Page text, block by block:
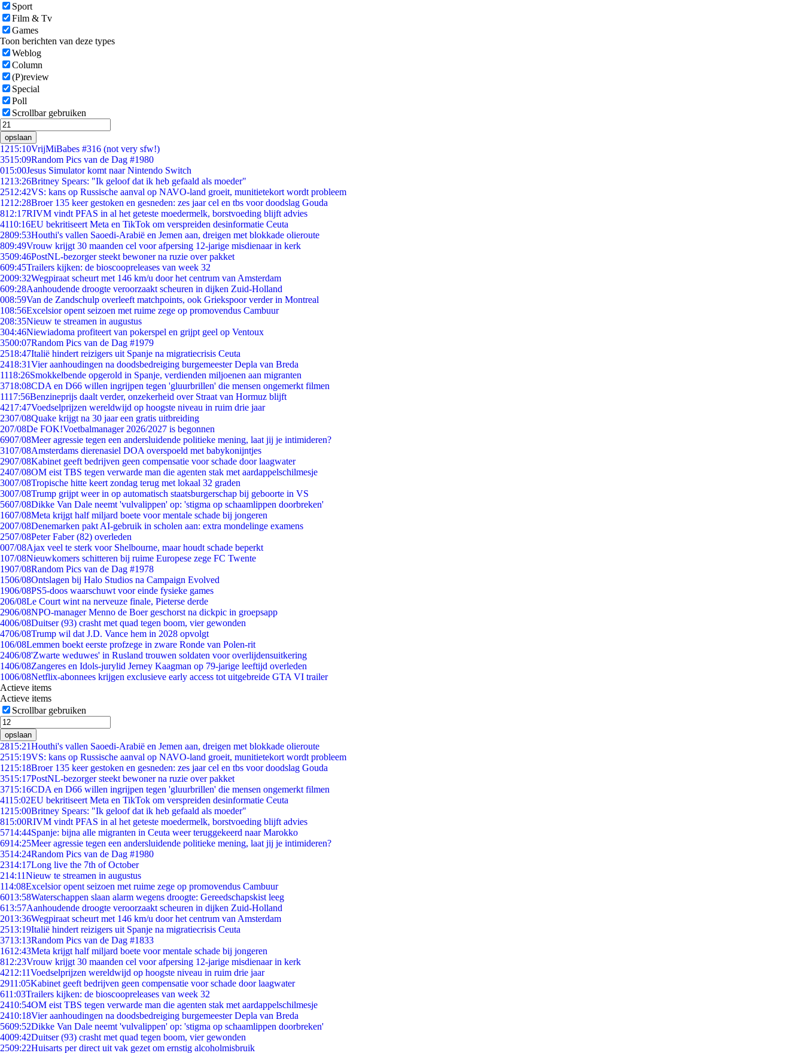
Sport
Film & Tv
Games
Toon berichten van deze types
Weblog
Column
(P)review
Special
Poll
Scrollbar gebruiken
opslaan
1215:10VrijMiBabes #316 (not very sfw!)
3515:09Random Pics van de Dag #1980
015:00Jesus Simulator komt naar Nintendo Switch
1213:26Britney Spears: "Ik geloof dat ik heb gefaald als moeder"
2512:42VS: kans op Russische aanval op NAVO-land groeit, munitietekort wordt probleem
1212:28Broer 135 keer gestoken en gesneden: zes jaar cel en tbs voor doodslag Gouda
812:17RIVM vindt PFAS in al het geteste moedermelk, borstvoeding blijft advies
4110:16EU bekritiseert Meta en TikTok om verspreiden desinformatie Ceuta
2809:53Houthi's vallen Saoedi-Arabië en Jemen aan, dreigen met blokkade olieroute
809:49Vrouw krijgt 30 maanden cel voor afpersing 12-jarige misdienaar in kerk
3509:46PostNL-bezorger steekt bewoner na ruzie over pakket
609:45Trailers kijken: de bioscoopreleases van week 32
2009:32Wegpiraat scheurt met 146 km/u door het centrum van Amsterdam
609:28Aanhoudende droogte veroorzaakt scheuren in dijken Zuid-Holland
008:59Van de Zandschulp overleeft matchpoints, ook Griekspoor verder in Montreal
108:56Excelsior opent seizoen met ruime zege op promovendus Cambuur
208:35Nieuw te streamen in augustus
304:46Niewiadoma profiteert van pokerspel en grijpt geel op Ventoux
3500:07Random Pics van de Dag #1979
2518:47Italië hindert reizigers uit Spanje na migratiecrisis Ceuta
2418:31Vier aanhoudingen na doodsbedreiging burgemeester Depla van Breda
1118:26Smokkelbende opgerold in Spanje, verdienden miljoenen aan migranten
3718:08CDA en D66 willen ingrijpen tegen 'gluurbrillen' die mensen ongemerkt filmen
1117:56Benzineprijs daalt verder, onzekerheid over Straat van Hormuz blijft
4217:47Voedselprijzen wereldwijd op hoogste niveau in ruim drie jaar
2307/08Quake krijgt na 30 jaar een gratis uitbreiding
207/08De FOK!Voetbalmanager 2026/2027 is begonnen
6907/08Meer agressie tegen een andersluidende politieke mening, laat jij je intimideren?
3107/08Amsterdams dierenasiel DOA overspoeld met babykonijntjes
2907/08Kabinet geeft bedrijven geen compensatie voor schade door laagwater
2407/08OM eist TBS tegen verwarde man die agenten stak met aardappelschilmesje
3007/08Tropische hitte keert zondag terug met lokaal 32 graden
3007/08Trump grijpt weer in op automatisch staatsburgerschap bij geboorte in VS
5607/08Dikke Van Dale neemt 'vulvalippen' op: 'stigma op schaamlippen doorbreken'
1607/08Meta krijgt half miljard boete voor mentale schade bij jongeren
2007/08Denemarken pakt AI-gebruik in scholen aan: extra mondelinge examens
2507/08Peter Faber (82) overleden
007/08Ajax veel te sterk voor Shelbourne, maar houdt schade beperkt
107/08Nieuwkomers schitteren bij ruime Europese zege FC Twente
1907/08Random Pics van de Dag #1978
1506/08Ontslagen bij Halo Studios na Campaign Evolved
1906/08PS5-doos waarschuwt voor einde fysieke games
206/08Le Court wint na nerveuze finale, Pieterse derde
2906/08NPO-manager Menno de Boer geschorst na dickpic in groepsapp
4006/08Duitser (93) crasht met quad tegen boom, vier gewonden
4706/08Trump wil dat J.D. Vance hem in 2028 opvolgt
106/08Lemmen boekt eerste profzege in zware Ronde van Polen-rit
2406/08'Zwarte weduwes' in Rusland trouwen soldaten voor overlijdensuitkering
1406/08Zangeres en Idols-jurylid Jerney Kaagman op 79-jarige leeftijd overleden
1006/08Netflix-abonnees krijgen exclusieve early access tot uitgebreide GTA VI trailer
Actieve items
Actieve items
Scrollbar gebruiken
opslaan
2815:21Houthi's vallen Saoedi-Arabië en Jemen aan, dreigen met blokkade olieroute
2515:19VS: kans op Russische aanval op NAVO-land groeit, munitietekort wordt probleem
1215:18Broer 135 keer gestoken en gesneden: zes jaar cel en tbs voor doodslag Gouda
3515:17PostNL-bezorger steekt bewoner na ruzie over pakket
3715:16CDA en D66 willen ingrijpen tegen 'gluurbrillen' die mensen ongemerkt filmen
4115:02EU bekritiseert Meta en TikTok om verspreiden desinformatie Ceuta
1215:00Britney Spears: "Ik geloof dat ik heb gefaald als moeder"
815:00RIVM vindt PFAS in al het geteste moedermelk, borstvoeding blijft advies
5714:44Spanje: bijna alle migranten in Ceuta weer teruggekeerd naar Marokko
6914:25Meer agressie tegen een andersluidende politieke mening, laat jij je intimideren?
3514:24Random Pics van de Dag #1980
2314:17Long live the 7th of October
214:11Nieuw te streamen in augustus
114:08Excelsior opent seizoen met ruime zege op promovendus Cambuur
6013:58Waterschappen slaan alarm wegens droogte: Gereedschapskist leeg
613:57Aanhoudende droogte veroorzaakt scheuren in dijken Zuid-Holland
2013:36Wegpiraat scheurt met 146 km/u door het centrum van Amsterdam
2513:19Italië hindert reizigers uit Spanje na migratiecrisis Ceuta
3713:13Random Pics van de Dag #1833
1612:43Meta krijgt half miljard boete voor mentale schade bij jongeren
812:23Vrouw krijgt 30 maanden cel voor afpersing 12-jarige misdienaar in kerk
4212:11Voedselprijzen wereldwijd op hoogste niveau in ruim drie jaar
2911:05Kabinet geeft bedrijven geen compensatie voor schade door laagwater
611:03Trailers kijken: de bioscoopreleases van week 32
2410:54OM eist TBS tegen verwarde man die agenten stak met aardappelschilmesje
2410:18Vier aanhoudingen na doodsbedreiging burgemeester Depla van Breda
5609:52Dikke Van Dale neemt 'vulvalippen' op: 'stigma op schaamlippen doorbreken'
4009:42Duitser (93) crasht met quad tegen boom, vier gewonden
2509:22Huisarts per direct uit vak gezet om ernstig alcoholmisbruik